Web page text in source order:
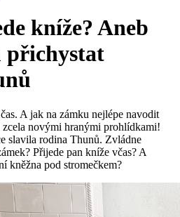
kníže? Aneb
přichystat
A jak na zámku nejlépe navodit
zcela novými hranými prohlídkami!
slavila rodina Thunů. Zvládne
Přijede pan kníže včas? A
kněžna pod stromečkem?